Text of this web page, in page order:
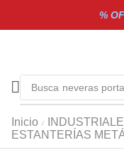
%
Busca neveras
Inicio /
ESTANTERÍAS